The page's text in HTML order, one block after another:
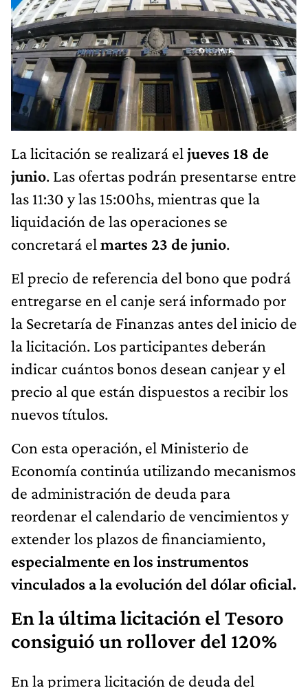
La licitación se realizará el jueves 18 de
junio. Las ofertas podrán presentarse entre
las 11:30 y las 15:00hs, mientras que la
liquidación de las operaciones se
concretará el martes 23 de junio.
El precio de referencia del bono que podrá
entregarse en el canje será informado por
la Secretaría de Finanzas antes del inicio de
la licitación. Los participantes deberán
indicar cuántos bonos desean canjear y el
precio al que están dispuestos a recibir los
nuevos títulos.
Con esta operación, el Ministerio de
Economía continúa utilizando mecanismos
de administración de deuda para
reordenar el calendario de vencimientos y
extender los plazos de financiamiento,
especialmente en los instrumentos
vinculados a la evolución del dólar oficial.
En la última licitación el Tesoro
consiguió un rollover del 120%
En la primera licitación de deuda del